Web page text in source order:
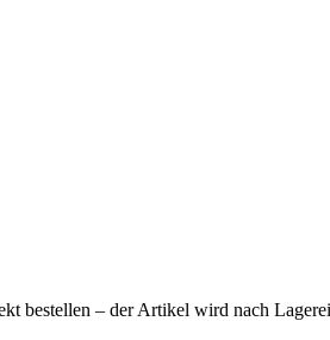
bestellen – der Artikel wird nach